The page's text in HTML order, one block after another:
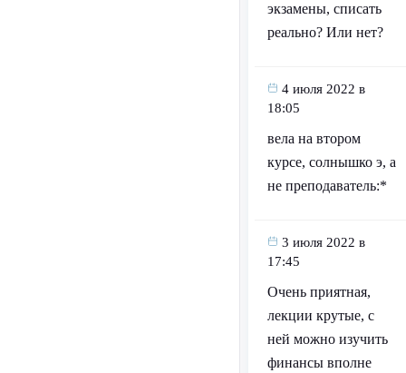
экзамены, списать
реально? Или нет?
4 июля 2022 в
18:05
вела на втором
курсе, солнышко э, а
не преподаватель:*
3 июля 2022 в
17:45
Очень приятная,
лекции крутые, с
ней можно изучить
финансы вполне